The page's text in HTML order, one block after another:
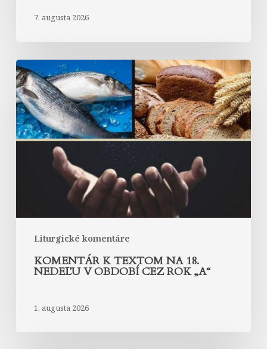
7. augusta 2026
Liturgické komentáre
Komentár
k
textom
na
18.
nedeľu
„A“
KOMENTÁR K TEXTOM NA 18.
NEDEĽU V OBDOBÍ CEZ ROK „A“
1. augusta 2026